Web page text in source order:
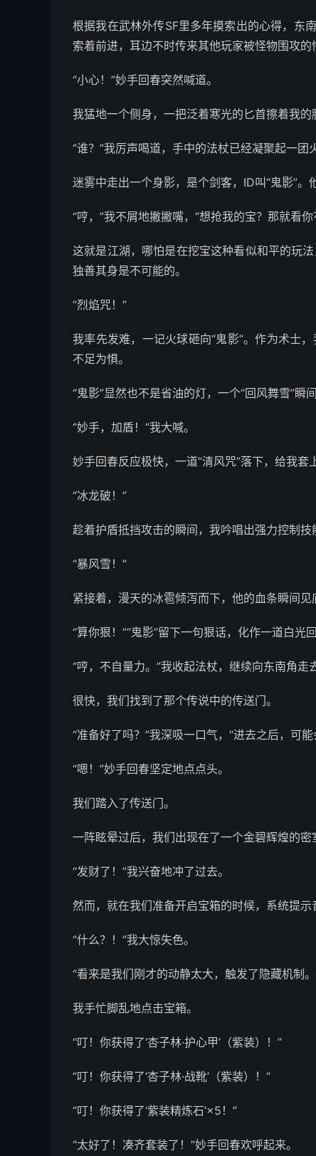
根据我在武林外传SF里多年摸索出的心得，东
索着前进，耳边不时传来其他玩家被怪物围攻的
“小心！”妙手回春突然喊道。
我猛地一个侧身，一把泛着寒光的匕首擦着我的
“谁？”我厉声喝道，手中的法杖已经凝聚起一团
迷雾中走出一个身影，是个剑客，ID叫“鬼影”
“哼，”我不屑地撇撇嘴，“想抢我的宝？那就看
这就是江湖，哪怕是在挖宝这种看似和平的玩
独善其身是不可能的。
“烈焰咒！”
我率先发难，一记火球砸向“鬼影”。作为术士
不足为惧。
“鬼影”显然也不是省油的灯，一个“回风舞雪”瞬
“妙手，加盾！”我大喊。
妙手回春反应极快，一道“清风咒”落下，给我套
“冰龙破！”
趁着护盾抵挡攻击的瞬间，我吟唱出强力控制技
“暴风雪！”
紧接着，漫天的冰雹倾泻而下，他的血条瞬间见
“算你狠！”“鬼影”留下一句狠话，化作一道白光回
“哼，不自量力。”我收起法杖，继续向东南角走
很快，我们找到了那个传说中的传送门。
“准备好了吗？”我深吸一口气，“进去之后，可
“嗯！”妙手回春坚定地点点头。
我们踏入了传送门。
一阵眩晕过后，我们出现在了一个金碧辉煌的
“发财了！”我兴奋地冲了过去。
然而，就在我们准备开启宝箱的时候，系统提示
“什么？！”我大惊失色。
“看来是我们刚才的动静太大，触发了隐藏机制
我手忙脚乱地点击宝箱。
“叮！你获得了‘杏子林·护心甲’（紫装）！”
“叮！你获得了‘杏子林·战靴’（紫装）！”
“叮！你获得了‘紫装精炼石’×5！”
“太好了！凑齐套装了！”妙手回春欢呼起来。